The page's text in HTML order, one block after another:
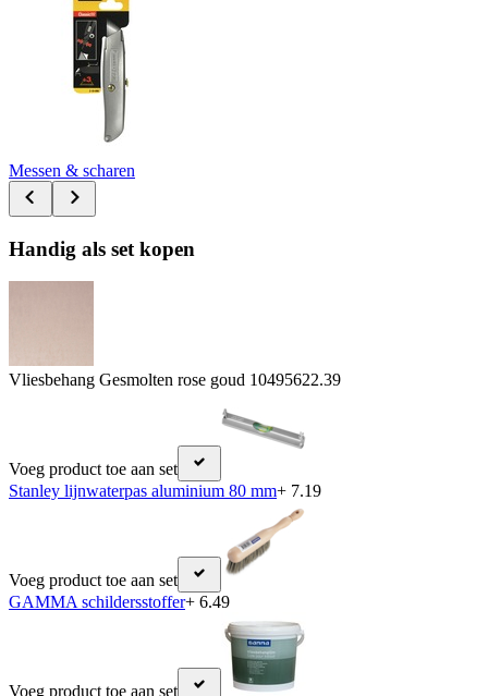
Messen & scharen
Handig als set kopen
Vliesbehang Gesmolten rose goud 10495622.39
Voeg product toe aan set
Stanley lijnwaterpas aluminium 80 mm+ 7.19
Voeg product toe aan set
GAMMA schildersstoffer+ 6.49
Voeg product toe aan set